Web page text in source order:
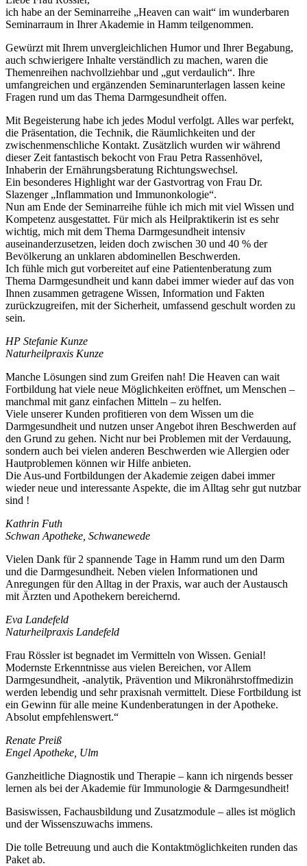
ich habe an der Seminarreihe „Heaven can wait“ im wunderbaren
Seminarraum in Ihrer Akademie in Hamm teilgenommen.
Gewürzt mit Ihrem unvergleichlichen Humor und Ihrer Begabung,
auch schwierigere Inhalte verständlich zu machen, waren die
Themenreihen nachvollziehbar und „gut verdaulich“. Ihre
umfangreichen und ergänzenden Seminarunterlagen lassen keine
Fragen rund um das Thema Darmgesundheit offen.
Mit Begeisterung habe ich jedes Modul verfolgt. Alles war perfekt,
die Präsentation, die Technik, die Räumlichkeiten und der
zwischenmenschliche Kontakt. Zusätzlich wurden wir während
dieser Zeit fantastisch bekocht von Frau Petra Rassenhövel,
Inhaberin der Ernährungsberatung Richtungswechsel.
Ein besonderes Highlight war der Gastvortrag von Frau Dr.
Slazenger „Inflammation und Immunonkologie“.
Nun am Ende der Seminarreihe fühle ich mich mit viel Wissen und
Kompetenz ausgestattet. Für mich als Heilpraktikerin ist es sehr
wichtig, mich mit dem Thema Darmgesundheit intensiv
auseinanderzusetzen, leiden doch zwischen 30 und 40 % der
Bevölkerung an unklaren abdominellen Beschwerden.
Ich fühle mich gut vorbereitet auf eine Patientenberatung zum
Thema Darmgesundheit und kann dabei immer wieder auf das von
Ihnen zusammen getragene Wissen, Information und Fakten
zurückzugreifen, mit der Sicherheit, umfassend geschult worden zu
sein.
HP Stefanie Kunze
Naturheilpraxis Kunze
Manche Lösungen sind zum Greifen nah! Die Heaven can wait
Fortbildung hat viele neue Möglichkeiten eröffnet, um Menschen –
manchmal mit ganz einfachen Mitteln – zu helfen.
Viele unserer Kunden profitieren von dem Wissen um die
Darmgesundheit und nutzen unser Angebot ihren Beschwerden auf
den Grund zu gehen. Nicht nur bei Problemen mit der Verdauung,
sondern auch bei vielen anderen Beschwerden wie Allergien oder
Hautproblemen können wir Hilfe anbieten.
Die Aus-und Fortbildungen der Akademie zeigen dabei immer
wieder neue und interessante Aspekte, die im Alltag sehr gut nutzbar
sind !
Kathrin Futh
Schwan Apotheke, Schwanewede
Vielen Dank für 2 spannende Tage in Hamm rund um den Darm
und die Darmgesundheit. Neben vielen Informationen und
Anregungen für den Alltag in der Praxis, war auch der Austausch
mit Ärzten und Apothekern bereichernd.
Eva Landefeld
Naturheilpraxis Landefeld
Frau Rössler ist begnadet im Vermitteln von Wissen. Genial!
Modernste Erkenntnisse aus vielen Bereichen, vor Allem
Darmgesundheit, -analytik, Prävention und Mikronährstoffmedizin
werden lebendig und sehr praxisnah vermittelt. Diese Fortbildung ist
ein Gewinn für alle meine Kundenberatungen in der Apotheke.
Absolut empfehlenswert.“
Renate Preiß
Engel Apotheke, Ulm
Ganzheitliche Diagnostik und Therapie – kann ich nirgends besser
lernen als bei der Akademie für Immunologie & Darmgesundheit!
Basiswissen, Fachausbildung und Zusatzmodule – alles ist möglich
und der Wissenszuwachs immens.
Die tolle Betreuung und auch die Kontaktmöglichkeiten runden das
Paket ab.